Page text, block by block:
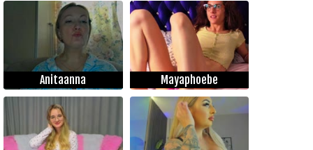
Anitaanna Mayaphoebe